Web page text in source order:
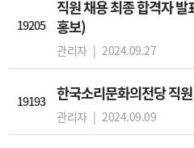
19205
직원 채용 최종 합격자
홍보)
관리자 | 2024.09.27
19193 한국소리문화의전당 직
관리자 | 2024.09.09